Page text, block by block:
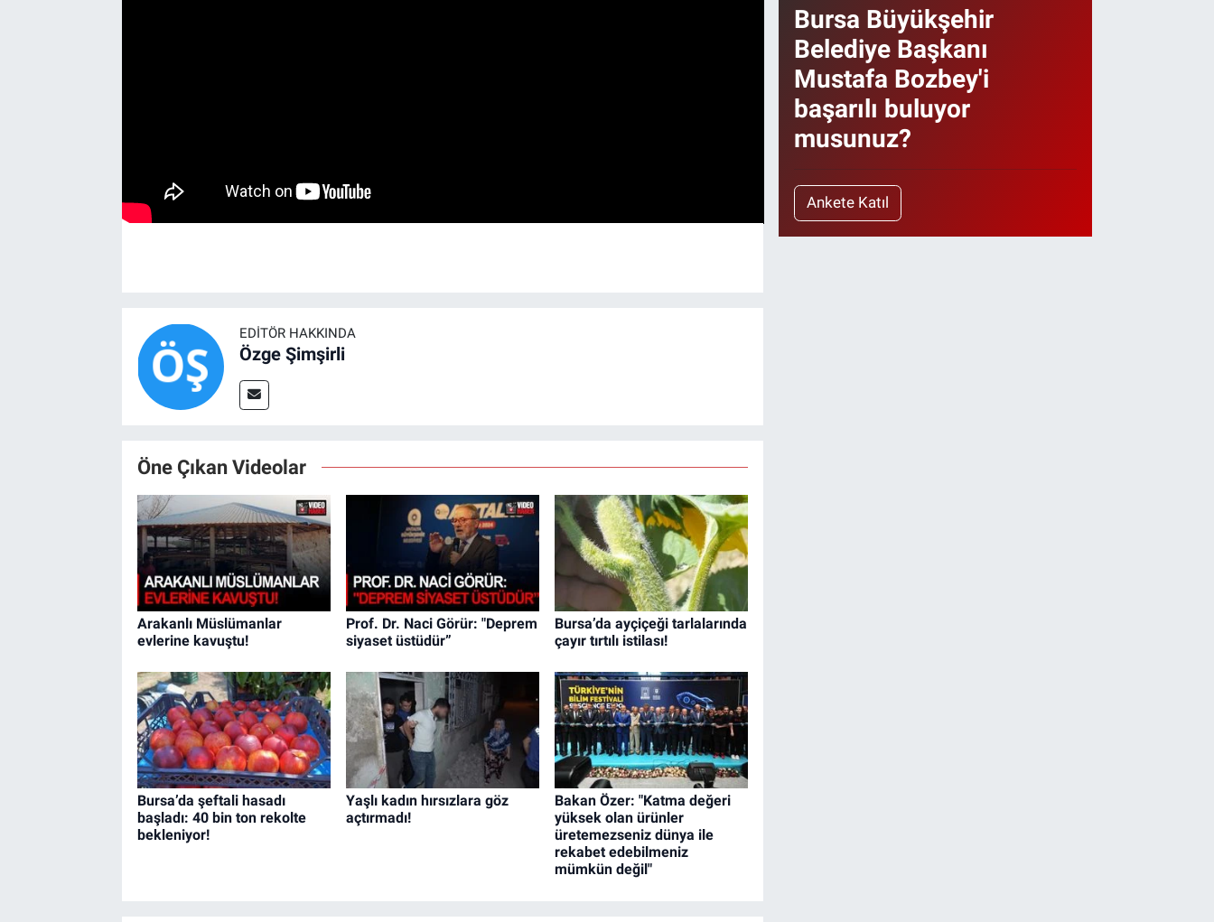
EDITÖR HAKKINDA
Özge Şimşirli
Öne Çıkan Videolar
Arakanlı Müslümanlar
evlerine kavuştu!
Prof. Dr. Naci Görür: "Deprem
siyaset üstüdür”
Bursa’da ayçiçeği tarlalarında
çayır tırtılı istilası!
Bursa’da şeftali hasadı
başladı: 40 bin ton rekolte
bekleniyor!
Yaşlı kadın hırsızlara göz
açtırmadı!
Bakan Özer: "Katma değeri
yüksek olan ürünler
üretemezseniz dünya ile
rekabet edebilmeniz
mümkün değil"
Bursa Büyükşehir
Belediye Başkanı
Mustafa Bozbey'i
başarılı buluyor
musunuz?
Ankete Katıl